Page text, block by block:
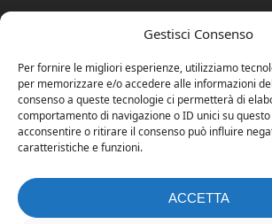
Gestisci Consenso
Per fornire le migliori esperienze, utilizziamo
per memorizzare e/o accedere alle informazioni
consenso a queste tecnologie ci permetterà di
comportamento di navigazione o ID unici su
acconsentire o ritirare il consenso può influire
caratteristiche e funzioni.
ACCETTA